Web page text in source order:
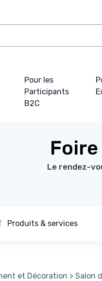
Pour les
Participants
B2C
Le rendez-
Produits & services
et Décoration > Salon